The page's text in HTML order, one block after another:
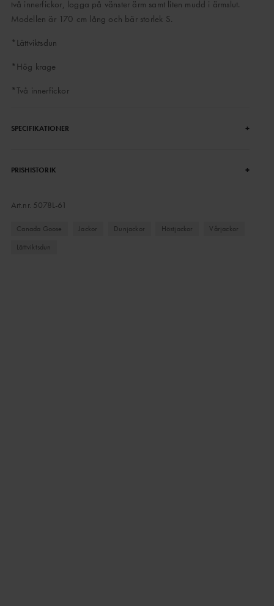
två innerfickor, logga på vänster ärm samt liten mudd i ärmslut.
Modellen är 170 cm lång och bär storlek S.
*Lättviktsdun
*Hög krage
*Två innerfickor
SPECIFIKATIONER +
PRISHISTORIK +
Art.nr. 5078L-61
Canada Goose Jackor Dunjackor Höstjackor
Vårjackor
Lättviktsdun